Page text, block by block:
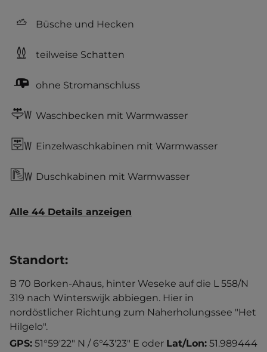
Büsche und Hecken
teilweise Schatten
ohne Stromanschluss
Waschbecken mit Warmwasser
Einzelwaschkabinen mit Warmwasser
Duschkabinen mit Warmwasser
Alle 44 Details anzeigen
Standort:
B 70 Borken-Ahaus, hinter Weseke auf die L 558/N
319 nach Winterswijk abbiegen. Hier in
nordöstlicher Richtung zum Naherholungssee "Het
Hilgelo".
GPS: 51°59'22" N / 6°43'23" E oder Lat/Lon: 51.989444